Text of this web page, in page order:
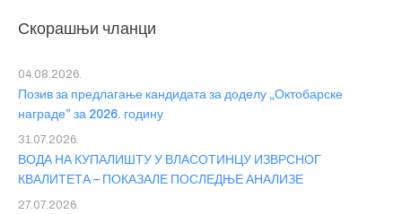
Скорашњи чланци
Позив за предлагање кандидата за доделу „Октобарске
награде” за 2026. годину
04.08.2026.
ВОДА НА КУПАЛИШТУ У ВЛАСОТИНЦУ ИЗВРСНОГ
КВАЛИТЕТА – ПОКАЗАЛЕ ПОСЛЕДЊЕ АНАЛИЗЕ
31.07.2026.
27.07.2026.